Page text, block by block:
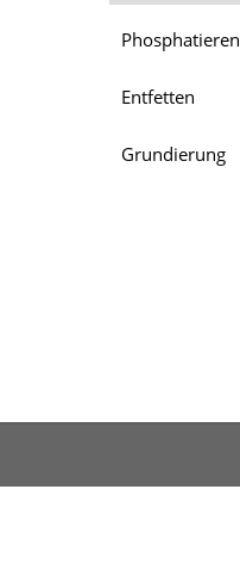
Phosphatieren
Entfetten
Grundierung